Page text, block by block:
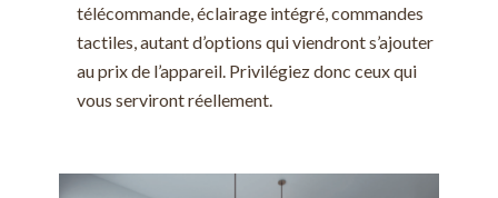
télécommande, éclairage intégré, commandes
tactiles, autant d’options qui viendront s’ajouter
au prix de l’appareil. Privilégiez donc ceux qui
vous serviront réellement.